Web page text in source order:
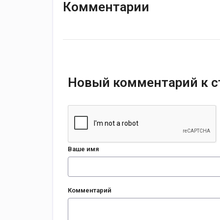
Комментарии
Новый комментарий к
Ваше имя
Комментарий